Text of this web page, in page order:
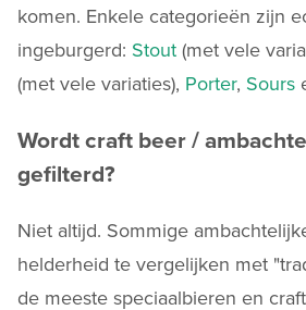
komen. Enkele categorieën zijn
ingeburgerd: Stout (met vele
(met vele variaties), Porter, Sours
Wordt craft beer /
gefilterd?
Niet altijd. Sommige
helderheid te vergelijken met
de meeste speciaalbieren en